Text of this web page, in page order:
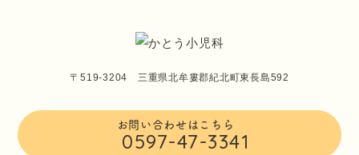
〒519-3204 三重県北牟婁郡紀北町東長島592
お問い合わせはこちら
0597-47-3341